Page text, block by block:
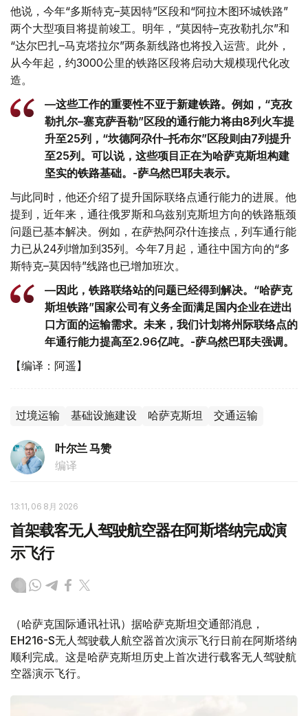
他说，今年“多斯特克–莫因特”区段和“阿拉木图环城铁路”
两个大型项目将提前竣工。明年，“莫因特–克孜勒扎尔”和
“达尔巴扎–马克塔拉尔”两条新线路也将投入运营。此外，
从今年起，约3000公里的铁路区段将启动大规模现代化改
造。
—这些工作的重要性不亚于新建铁路。例如，“克孜
勒扎尔–塞克萨吾勒”区段的通行能力将由8列火车提
升至25列，“坎德阿尕什–托布尔”区段则由7列提升
至25列。可以说，这些项目正在为哈萨克斯坦构建
坚实的铁路基础。-萨乌然巴耶夫表示。
与此同时，他还介绍了提升国际联络点通行能力的进展。他
提到，近年来，通往俄罗斯和乌兹别克斯坦方向的铁路瓶颈
问题已基本解决。例如，在萨热阿尕什连接点，列车通行能
力已从24列增加到35列。今年7月起，通往中国方向的“多
斯特克–莫因特”线路也已增加班次。
—因此，铁路联络站的问题已经得到解决。“哈萨克
斯坦铁路”国家公司有义务全面满足国内企业在进出
口方面的运输需求。未来，我们计划将州际联络点的
年通行能力提高至2.96亿吨。-萨乌然巴耶夫强调。
【编译：阿遥】
过境运输 基础设施建设 哈萨克斯坦 交通运输
叶尔兰 马赞
编译
13:11, 06 8月 2026
首架载客无人驾驶航空器在阿斯塔纳完成演
示飞行
（哈萨克国际通讯社讯）据哈萨克斯坦交通部消息，
EH216-S无人驾驶载人航空器首次演示飞行日前在阿斯塔纳
顺利完成。这是哈萨克斯坦历史上首次进行载客无人驾驶航
空器演示飞行。